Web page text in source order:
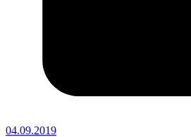
04.09.2019